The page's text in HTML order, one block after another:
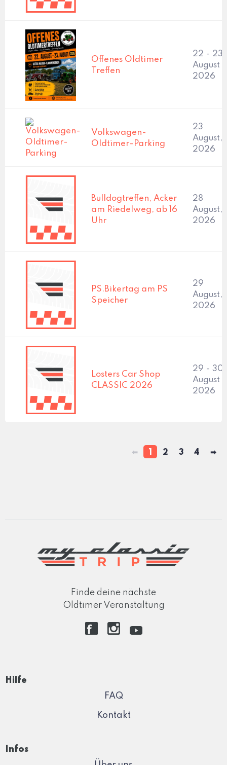
Offenes Oldtimer
Treffen
22 - 23
August
2026
Volkswagen-
Oldtimer-Parking
23
August,
2026
Bulldogtreffen, Acker
am Riedelweg, ab 16
Uhr
28
August,
2026
PS.Bikertag am PS
Speicher
29
August,
2026
Losters Car Shop
CLASSIC 2026
29 - 30
August
2026
⬅ 1 2 3 4 ➡
Finde deine nächste
Oldtimer Veranstaltung
Hilfe
FAQ
Kontakt
Infos